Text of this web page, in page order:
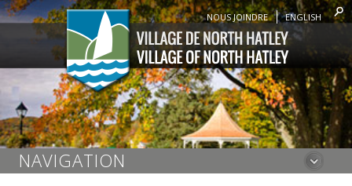
NOUS JOINDRE ENGLISH
NAVIGATION